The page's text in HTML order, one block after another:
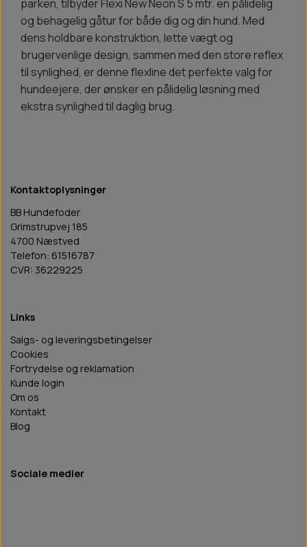
parken, tilbyder Flexi New Neon S 5 mtr. en pålidelig
og behagelig gåtur for både dig og din hund. Med
dens holdbare konstruktion, lette vægt og
brugervenlige design, sammen med den store reflex
til synlighed, er denne flexline det perfekte valg for
hundeejere, der ønsker en pålidelig løsning med
ekstra synlighed til daglig brug.
Kontaktoplysninger
BB Hundefoder
Grimstrupvej 185
4700 Næstved
Telefon: 61516787
CVR: 36229225
Links
Salgs- og leveringsbetingelser
Cookies
Fortrydelse og reklamation
Kunde login
Om os
Kontakt
Blog
Sociale medier